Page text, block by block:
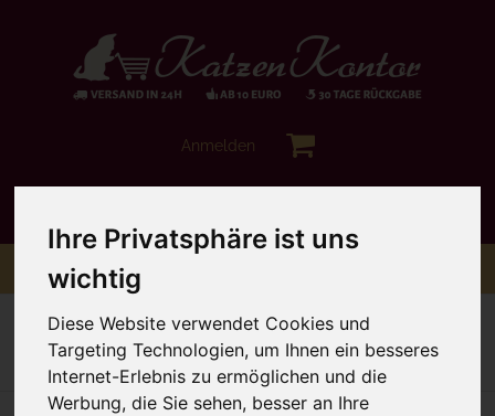
Ihre Privatsphäre ist uns
wichtig
Diese Website verwendet Cookies und
Targeting Technologien, um Ihnen ein besseres
Internet-Erlebnis zu ermöglichen und die
Werbung, die Sie sehen, besser an Ihre
Anmelden
Toggle
navigation
Menü